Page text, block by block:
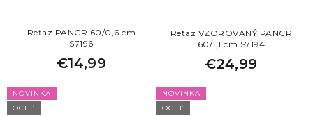
Reťaz PANCR 60/0,6 cm
S7196
€14,99
Reťaz VZOROVANÝ PANCR
60/1,1 cm S7194
€24,99
NOVINKA
OCEĽ
NOVINKA
OCEĽ